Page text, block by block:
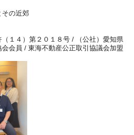
その近郊
（１４）第２０１８号 / （公社）愛知県
会員 / 東海不動産公正取引協議会加盟